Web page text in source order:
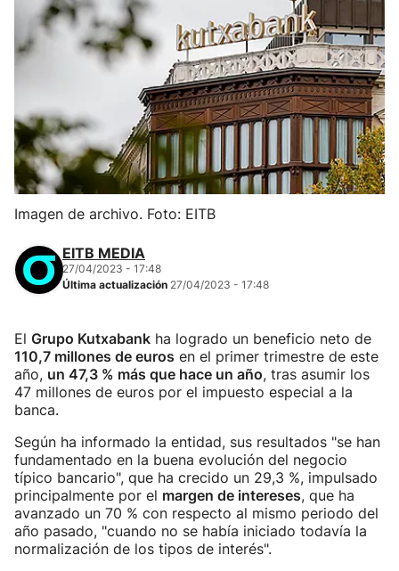
Imagen de archivo. Foto: EITB
EITB MEDIA
27/04/2023 - 17:48
Última actualización 27/04/2023 - 17:48
El Grupo Kutxabank ha logrado un beneficio neto de
110,7 millones de euros en el primer trimestre de este
año, un 47,3 % más que hace un año, tras asumir los
47 millones de euros por el impuesto especial a la
banca.
Según ha informado la entidad, sus resultados "se han
fundamentado en la buena evolución del negocio
típico bancario", que ha crecido un 29,3 %, impulsado
principalmente por el margen de intereses, que ha
avanzado un 70 % con respecto al mismo periodo del
año pasado, "cuando no se había iniciado todavía la
normalización de los tipos de interés".